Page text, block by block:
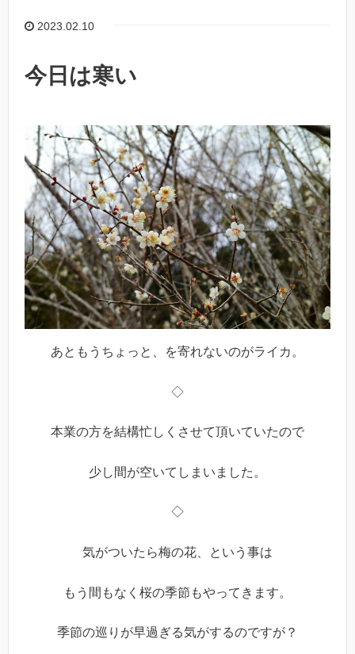
2023.02.10
今日は寒い
あともうちょっと、を寄れないのがライカ。
◇
本業の方を結構忙しくさせて頂いていたので
少し間が空いてしまいました。
◇
気がついたら梅の花、という事は
もう間もなく桜の季節もやってきます。
季節の巡りが早過ぎる気がするのですが？